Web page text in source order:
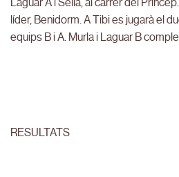
Laguar A i Sella, al carrer del
líder, Benidorm. A Tibi es jugarà el
equips B i A. Murla i Laguar B
RESULTATS